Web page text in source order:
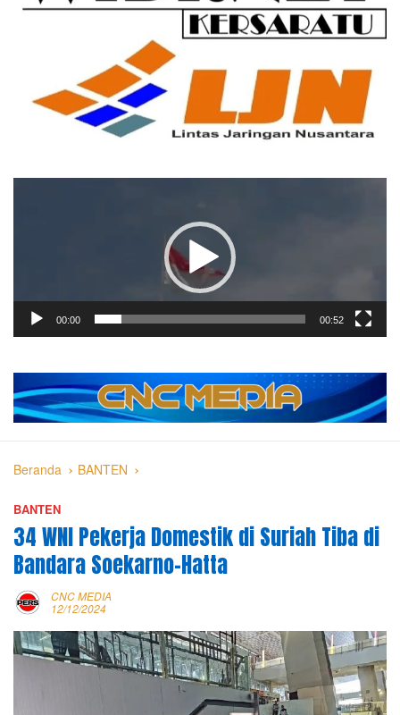
00:00 00:52
Beranda BANTEN
BANTEN
34 WNI Pekerja Domestik di Suriah Tiba di
Bandara Soekarno-Hatta
CNC MEDIA
12/12/2024